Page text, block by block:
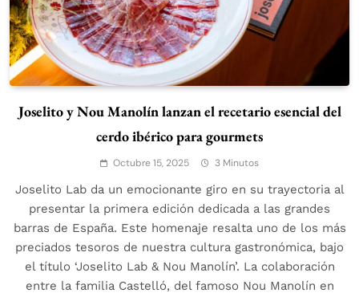
Joselito y Nou Manolín lanzan el recetario esencial del
cerdo ibérico para gourmets
Octubre 15, 2025 3 Minutos
Joselito Lab da un emocionante giro en su trayectoria al
presentar la primera edición dedicada a las grandes
barras de España. Este homenaje resalta uno de los más
preciados tesoros de nuestra cultura gastronómica, bajo
el título ‘Joselito Lab & Nou Manolín’. La colaboración
entre la familia Castelló, del famoso Nou Manolín en